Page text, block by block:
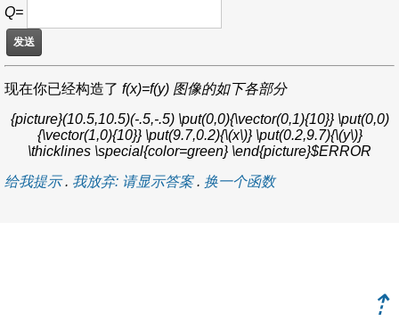
Q=
现在你已经构造了 f(x)=f(y) 图像的如下各部分
{picture}(10.5,10.5)(-.5,-.5) \put(0,0){\vector(0,1){10}} \put(0,0)
{\vector(1,0){10}} \put(9.7,0.2){\(x\)} \put(0.2,9.7){\(y\)}
\thicklines \special{color=green} \end{picture}$ERROR
给我提示. 我放弃: 请显示答案. 换一个函数